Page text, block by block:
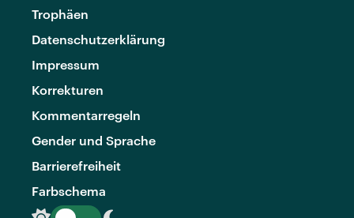
Trophäen
Datenschutzerklärung
Impressum
Korrekturen
Kommentarregeln
Gender und Sprache
Barrierefreiheit
Farbschema